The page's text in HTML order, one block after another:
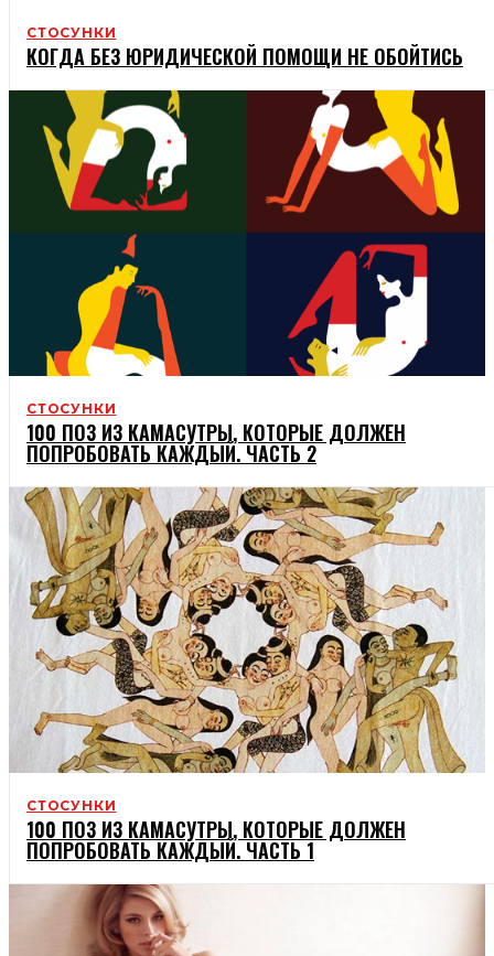
СТОСУНКИ
КОГДА БЕЗ ЮРИДИЧЕСКОЙ ПОМОЩИ НЕ ОБОЙТИСЬ
СТОСУНКИ
100 ПОЗ ИЗ КАМАСУТРЫ, КОТОРЫЕ ДОЛЖЕН
ПОПРОБОВАТЬ КАЖДЫЙ. ЧАСТЬ 2
СТОСУНКИ
100 ПОЗ ИЗ КАМАСУТРЫ, КОТОРЫЕ ДОЛЖЕН
ПОПРОБОВАТЬ КАЖДЫЙ. ЧАСТЬ 1